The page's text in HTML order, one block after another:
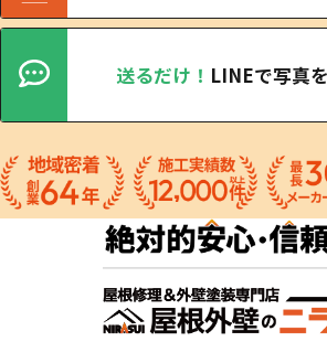
送るだけ！ LINEで写真